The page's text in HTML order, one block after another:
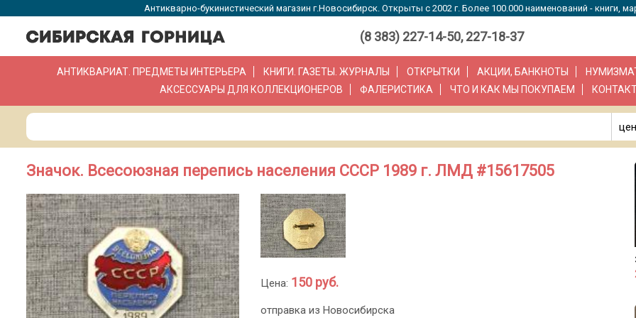
Антикварно-букинистический магазин г.Новосибирск. Открыты с 2002 г. Более 100.000 наименований - книги,
(8 383) 227-14-50, 227-18-37
АНТИКВАРИАТ. ПРЕДМЕТЫ ИНТЕРЬЕРА КНИГИ. ГАЗЕТЫ. ЖУРНАЛЫ ОТКРЫТКИ АКЦИИ, БАНКНОТЫ
АКСЕССУАРЫ ДЛЯ КОЛЛЕКЦИОНЕРОВ
ФАЛЕРИСТИКА ЧТО И КАК МЫ ПОКУПАЕМ
Значок. Всесоюзная перепись населения СССР 1989 г. ЛМД #15617505
Цена: 150 руб.
отправка из Новосибирска